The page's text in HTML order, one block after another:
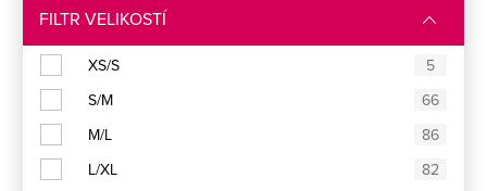
FILTR VELIKOSTÍ
XS/S
5
S/M
66
M/L
86
L/XL
82